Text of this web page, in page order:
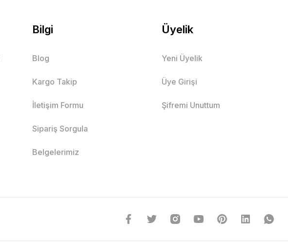
Bilgi
Blog
Kargo Takip
İletişim Formu
Sipariş Sorgula
Belgelerimiz
Üyelik
Yeni Üyelik
Üye Girişi
Şifremi Unuttum